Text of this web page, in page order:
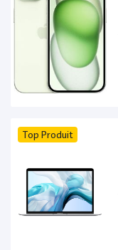
Top Produit